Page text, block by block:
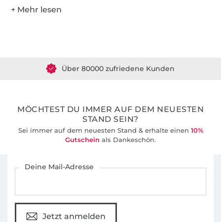
Über 80000 zufriedene Kunden
MÖCHTEST DU IMMER AUF DEM NEUESTEN
STAND SEIN?
Sei immer auf dem neuesten Stand & erhalte einen 10%
Gutschein als Dankeschön.
Deine Mail-Adresse
Jetzt anmelden